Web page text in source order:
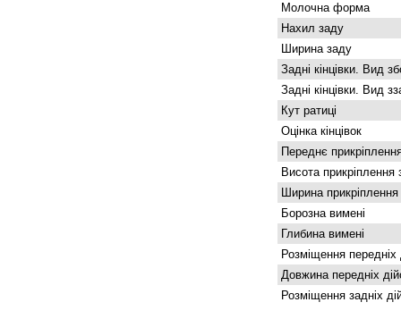
Молочна форма
Нахил заду
Ширина заду
Задні кінцівки. Вид
Задні кінцівки. Вид
Кут ратиці
Оцінка кінцівок
Переднє
Висота прикріплення
Ширина прикріплення
Борозна вимені
Глибина вимені
Розміщення передніх
Довжина передніх
Розміщення задніх